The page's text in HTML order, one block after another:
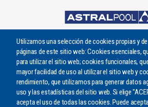
Utilizamos una selección de cookies propias y
páginas de este sitio web: Cookies esenciales,
para utilizar el sitio web; cookies funcionales,
mayor facilidad de uso al utilizar el sitio web y
rendimiento, que utilizamos para generar datos
uso y las estadísticas del sitio web. Si elige
acepta el uso de todas las cookies. Puede